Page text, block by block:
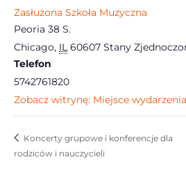
Zasłużona Szkoła Muzyczna
Peoria 38 S.
Chicago, IL 60607 Stany
Telefon
5742761820
Zobacz witrynę: Miejsce wydarzenia
Koncerty grupowe i konferencje dla
rodziców i nauczycieli